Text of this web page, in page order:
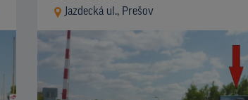
Jazdecká ul., Prešov